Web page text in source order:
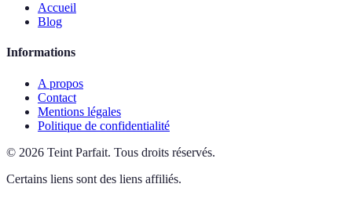
Accueil
Blog
Informations
A propos
Contact
Mentions légales
Politique de confidentialité
© 2026 Teint Parfait. Tous droits réservés.
Certains liens sont des liens affiliés.